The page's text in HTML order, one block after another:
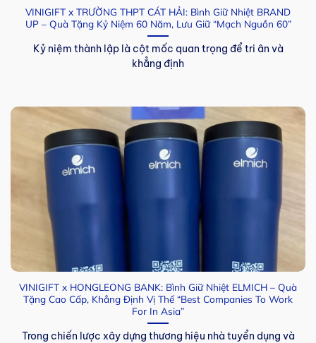
VINIGIFT x TRƯỜNG THPT CÁT HẢI: Bình Giữ Nhiệt BRAND
UP – Quà Tặng Kỷ Niệm 60 Năm, Lưu Giữ “Mạch Nguồn 60”
Kỷ niệm thành lập là cột mốc quan trọng để tri ân và
khẳng định
VINIGIFT x HONGLEONG BANK: Bình Giữ Nhiệt ELMICH – Quà
Tặng Cao Cấp, Khẳng Định Vị Thế “Best Companies To Work
For In Asia”
Trong chiến lược xây dựng thương hiệu nhà tuyển dụng và